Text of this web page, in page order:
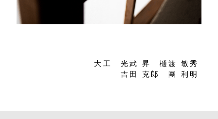
大工 光武 昇 樋渡 敏秀
吉田 克郎 團 利明